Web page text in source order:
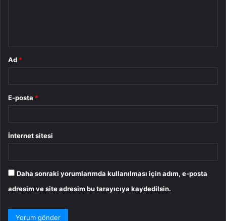
Ad *
E-posta *
İnternet sitesi
Daha sonraki yorumlarımda kullanılması için adım, e-posta
adresim ve site adresim bu tarayıcıya kaydedilsin.